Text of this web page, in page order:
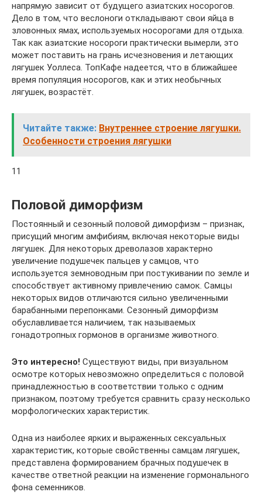
напрямую зависит от будущего азиатских носорогов.
Дело в том, что веслоноги откладывают свои яйца в
зловонных ямах, используемых носорогами для отдыха.
Так как азиатские носороги практически вымерли, это
может поставить на грань исчезновения и летающих
лягушек Уоллеса. ТопКафе надеется, что в ближайшее
время популяция носорогов, как и этих необычных
лягушек, возрастёт.
Читайте также: Внутреннее строение лягушки.
Особенности строения лягушки
11
Половой диморфизм
Постоянный и сезонный половой диморфизм – признак,
присущий многим амфибиям, включая некоторые виды
лягушек. Для некоторых древолазов характерно
увеличение подушечек пальцев у самцов, что
используется земноводным при постукивании по земле и
способствует активному привлечению самок. Самцы
некоторых видов отличаются сильно увеличенными
барабанными перепонками. Сезонный диморфизм
обуславливается наличием, так называемых
гонадотропных гормонов в организме животного.
Это интересно! Существуют виды, при визуальном
осмотре которых невозможно определиться с половой
принадлежностью в соответствии только с одним
признаком, поэтому требуется сравнить сразу несколько
морфологических характеристик.
Одна из наиболее ярких и выраженных сексуальных
характеристик, которые свойственны самцам лягушек,
представлена формированием брачных подушечек в
качестве ответной реакции на изменение гормонального
фона семенников.